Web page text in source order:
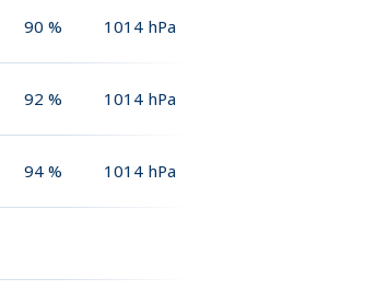
90 % 1014 hPa
92 % 1014 hPa
94 % 1014 hPa